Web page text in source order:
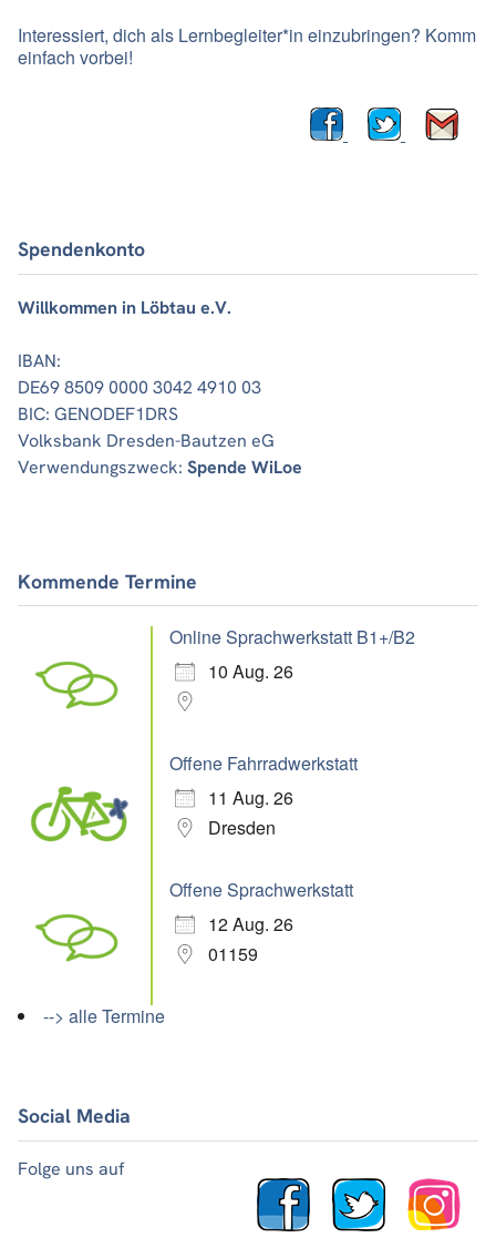
Interessiert, dich als Lernbegleiter*in einzubringen? Komm
einfach vorbei!
Spendenkonto
Willkommen in Löbtau e.V.
IBAN:
DE69 8509 0000 3042 4910 03
BIC: GENODEF1DRS
Volksbank Dresden-Bautzen eG
Verwendungszweck: Spende WiLoe
Kommende Termine
Online Sprachwerkstatt B1+/B2
10 Aug. 26
Offene Fahrradwerkstatt
11 Aug. 26
Dresden
Offene Sprachwerkstatt
12 Aug. 26
01159
--> alle Termine
Social Media
Folge uns auf